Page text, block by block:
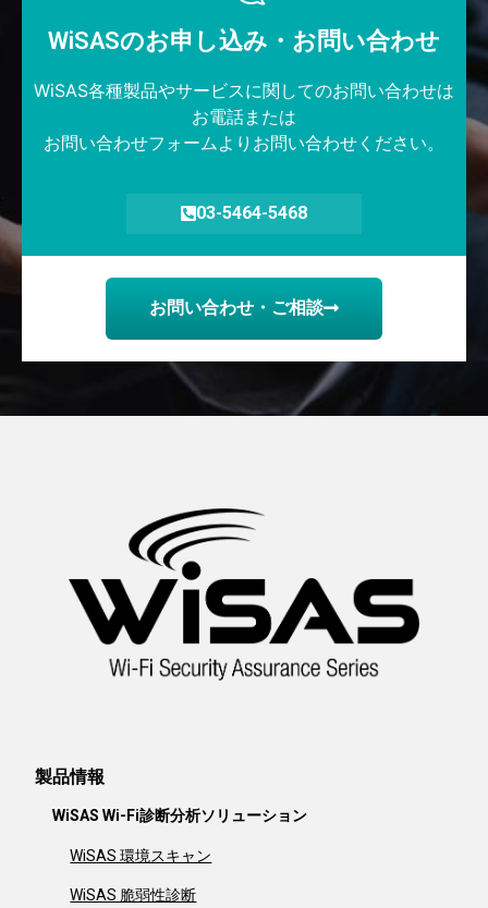
WiSASのお申し込み・お問い合わせ​
WiSAS各種製品やサービスに関してのお問い合わせは
お電話または
お問い合わせフォームよりお問い合わせください。
03-5464-5468
お問い合わせ・ご相談
製品情報
WiSAS Wi-Fi診断分析ソリューション
WiSAS 環境スキャン
WiSAS 脆弱性診断